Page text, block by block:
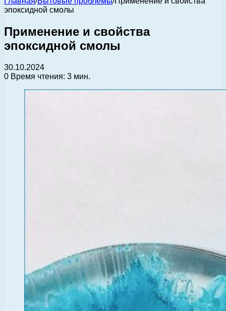
эпоксидной смолы
Применение и свойства
эпоксидной смолы
30.10.2024
0 Время чтения: 3 мин.